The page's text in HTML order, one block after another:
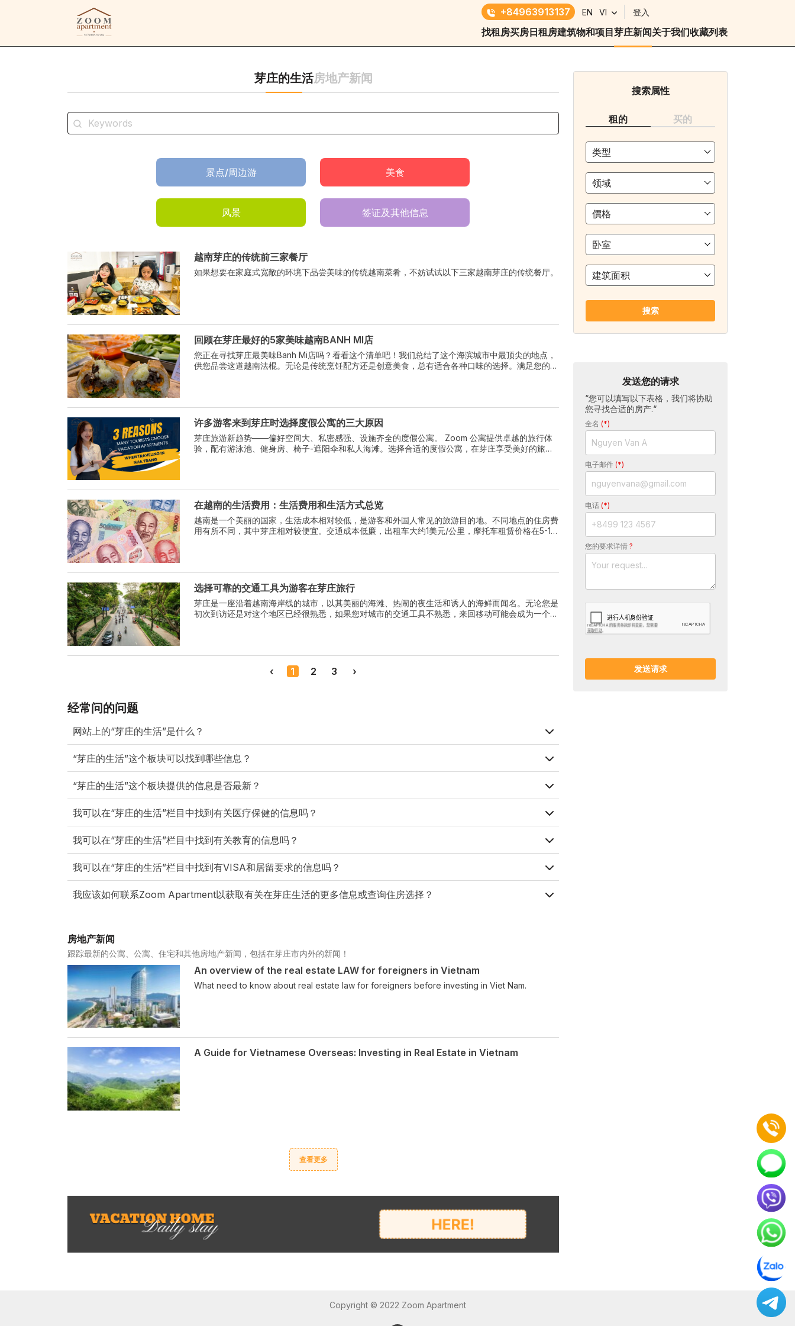
+84963913137 EN VI 登入
找租房买房日租房建筑物和项目芽庄新闻关于我们收藏列表
芽庄的生活房地产新闻
景点/周边游 美食
风景 签证及其他信息
越南芽庄的传统前三家餐厅
如果想要在家庭式宽敞的环境下品尝美味的传统越南菜肴，不妨试试以下三家越南芽庄的传统餐厅。
回顾在芽庄最好的5家美味越南BANH MI店
您正在寻找芽庄最美味Banh Mi店吗？看看这个清单吧！我们总结了这个海滨城市中最顶尖的地点，
供您品尝这道越南法棍。无论是传统烹饪配方还是创意美食，总有适合各种口味的选择。满足您的口
许多游客来到芽庄时选择度假公寓的三大原因
芽庄旅游新趋势——偏好空间大、私密感强、设施齐全的度假公寓。 Zoom 公寓提供卓越的旅行体
验，配有游泳池、健身房、椅子-遮阳伞和私人海滩。选择合适的度假公寓，在芽庄享受美好的旅
在越南的生活费用：生活费用和生活方式总览
越南是一个美丽的国家，生活成本相对较低，是游客和外国人常见的旅游目的地。不同地点的住房费
用有所不同，其中芽庄相对较便宜。交通成本低廉，出租车大约1美元/公里，摩托车租赁价格在5-10
选择可靠的交通工具为游客在芽庄旅行
芽庄是一座沿着越南海岸线的城市，以其美丽的海滩、热闹的夜生活和诱人的海鲜而闻名。无论您是
初次到访还是对这个地区已经很熟悉，如果您对城市的交通工具不熟悉，来回移动可能会成为一个挑
‹ 1 2 3 ›
经常问的问题
网站上的“芽庄的生活”是什么？
“芽庄的生活”这个板块可以找到哪些信息？
“芽庄的生活”这个板块提供的信息是否最新？
我可以在“芽庄的生活”栏目中找到有关医疗保健的信息吗？
我可以在“芽庄的生活”栏目中找到有关教育的信息吗？
我可以在“芽庄的生活”栏目中找到有VISA和居留要求的信息吗？
我应该如何联系Zoom Apartment以获取有关在芽庄生活的更多信息或查询住房选择？
房地产新闻
跟踪最新的公寓、公寓、住宅和其他房地产新闻，包括在芽庄市内外的新闻！
An overview of the real estate LAW for foreigners in Vietnam
What need to know about real estate law for foreigners before investing in Viet Nam.
A Guide for Vietnamese Overseas: Investing in Real Estate in Vietnam
查看更多
搜索属性
租的 买的
类型
领域
價格
卧室
建筑面积
搜索
发送您的请求
“您可以填写以下表格，我们将协助
您寻找合适的房产.“
全名 (*)
电子邮件 (*)
电话 (*)
您的要求详情 ?
发送请求
Copyright © 2022 Zoom Apartment